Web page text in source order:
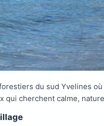
du sud Yvelines
cherchent calme,